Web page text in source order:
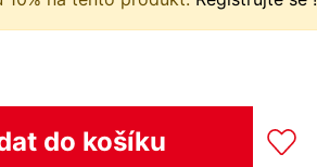
do košíku